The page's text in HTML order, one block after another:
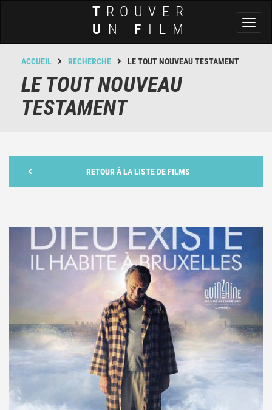
T ROUVER
U N F ILM
ACCUEIL RECHERCHE LE TOUT NOUVEAU TESTAMENT
LE TOUT NOUVEAU
TESTAMENT
RETOUR À LA LISTE DE FILMS